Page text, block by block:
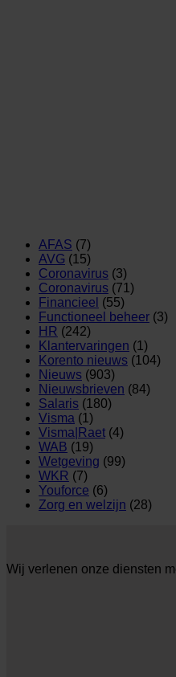
AFAS (7)
AVG (15)
Coronavirus (3)
Coronavirus (71)
Financieel (55)
Functioneel beheer (3)
HR (242)
Klantervaringen (1)
Korento nieuws (104)
Nieuws (903)
Nieuwsbrieven (84)
Salaris (180)
Visma (1)
Visma|Raet (4)
WAB (19)
Wetgeving (99)
WKR (7)
Youforce (6)
Zorg en welzijn (28)
Wij verlenen onze diensten